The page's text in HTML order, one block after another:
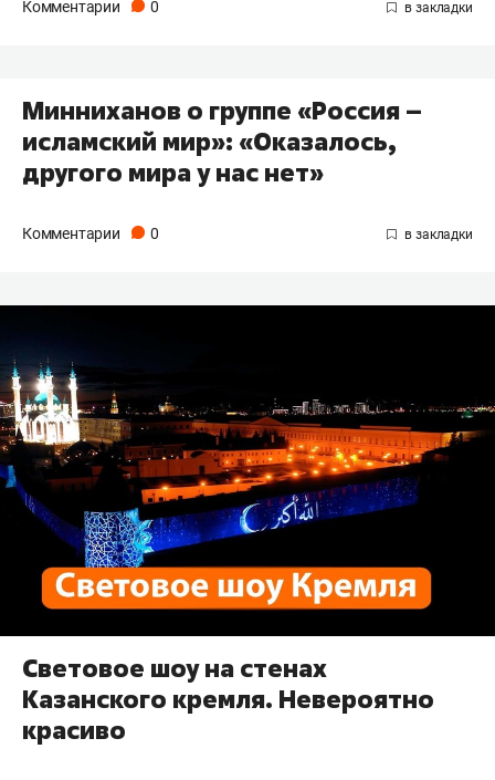
Комментарии 0
Минниханов о группе «Россия –
исламский мир»: «Оказалось,
другого мира у нас нет»
Комментарии 0
Световое шоу на стенах
Казанского кремля. Невероятно
красиво